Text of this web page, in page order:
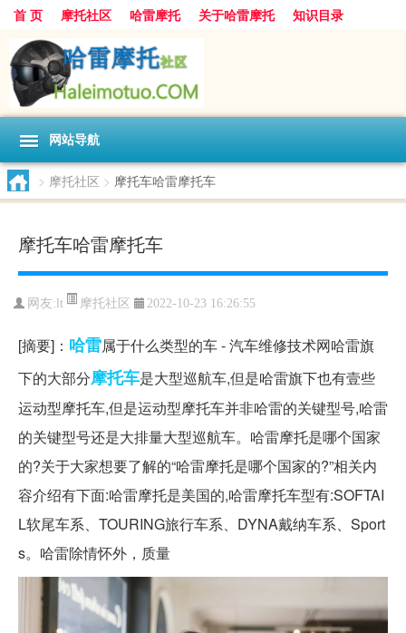
首 页 摩托社区 哈雷摩托 关于哈雷摩托 知识目录
网站导航
> 摩托社区 > 摩托车哈雷摩托车
摩托车哈雷摩托车
网友: lt 摩托社区 2022-10-23 16:26:55
[摘要]： 哈雷属于什么类型的车 - 汽车维修技术网哈雷旗
下的大部分摩托车是大型巡航车,但是哈雷旗下也有壹些
运动型摩托车,但是运动型摩托车并非哈雷的关键型号,哈雷
的关键型号还是大排量大型巡航车。哈雷摩托是哪个国家
的?关于大家想要了解的“哈雷摩托是哪个国家的?”相关内
容介绍有下面:哈雷摩托是美国的,哈雷摩托车型有:SOFTAI
L软尾车系、TOURING旅行车系、DYNA戴纳车系、Sport
s。哈雷除情怀外，质量